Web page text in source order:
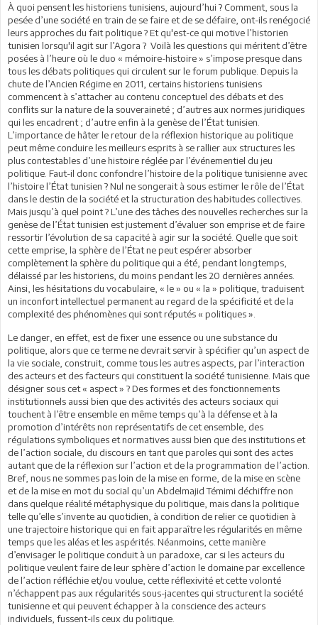
À quoi pensent les historiens tunisiens, aujourd’hui ? Comment, sous la
pesée d’une société en train de se faire et de se défaire, ont-ils renégocié
leurs approches du fait politique ? Et qu'est-ce qui motive l’historien
tunisien lorsqu'il agit sur l’Agora ? Voilà les questions qui méritent d’être
posées à l’heure où le duo « mémoire-histoire » s’impose presque dans
tous les débats politiques qui circulent sur le forum publique. Depuis la
chute de l’Ancien Régime en 2011, certains historiens tunisiens
commencent à s’attacher au contenu conceptuel des débats et des
conflits sur la nature de la souveraineté ; d’autres aux normes juridiques
qui les encadrent ; d’autre enfin à la genèse de l’État tunisien.
L’importance de hâter le retour de la réflexion historique au politique
peut même conduire les meilleurs esprits à se rallier aux structures les
plus contestables d’une histoire réglée par l’événementiel du jeu
politique. Faut-il donc confondre l’histoire de la politique tunisienne avec
l’histoire l’État tunisien ? Nul ne songerait à sous estimer le rôle de l’État
dans le destin de la société et la structuration des habitudes collectives.
Mais jusqu’à quel point ? L’une des tâches des nouvelles recherches sur la
genèse de l’État tunisien est justement d’évaluer son emprise et de faire
ressortir l’évolution de sa capacité à agir sur la société. Quelle que soit
cette emprise, la sphère de l’État ne peut espérer absorber
complètement la sphère du politique qui a été, pendant longtemps,
délaissé par les historiens, du moins pendant les 20 dernières années.
Ainsi, les hésitations du vocabulaire, « le » ou « la » politique, traduisent
un inconfort intellectuel permanent au regard de la spécificité et de la
complexité des phénomènes qui sont réputés « politiques ».
Le danger, en effet, est de fixer une essence ou une substance du
politique, alors que ce terme ne devrait servir à spécifier qu’un aspect de
la vie sociale, construit, comme tous les autres aspects, par l’interaction
des acteurs et des facteurs qui constituent la société tunisienne. Mais que
désigner sous cet « aspect » ? Des formes et des fonctionnements
institutionnels aussi bien que des activités des acteurs sociaux qui
touchent à l’être ensemble en même temps qu’à la défense et à la
promotion d’intérêts non représentatifs de cet ensemble, des
régulations symboliques et normatives aussi bien que des institutions et
de l’action sociale, du discours en tant que paroles qui sont des actes
autant que de la réflexion sur l’action et de la programmation de l’action.
Bref, nous ne sommes pas loin de la mise en forme, de la mise en scène
et de la mise en mot du social qu’un Abdelmajid Témimi déchiffre non
dans quelque réalité métaphysique du politique, mais dans la politique
telle qu’elle s’invente au quotidien, à condition de relier ce quotidien à
une trajectoire historique qui en fait apparaître les régularités en même
temps que les aléas et les aspérités. Néanmoins, cette manière
d’envisager le politique conduit à un paradoxe, car si les acteurs du
politique veulent faire de leur sphère d’action le domaine par excellence
de l’action réfléchie et/ou voulue, cette réflexivité et cette volonté
n’échappent pas aux régularités sous-jacentes qui structurent la société
tunisienne et qui peuvent échapper à la conscience des acteurs
individuels, fussent-ils ceux du politique.